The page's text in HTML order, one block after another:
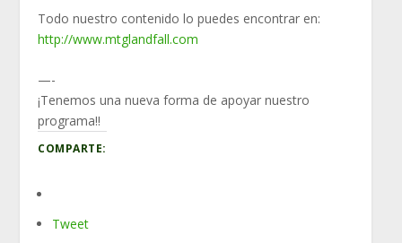
Todo nuestro contenido lo puedes encontrar en:
http://www.mtglandfall.com
—-
¡Tenemos una nueva forma de apoyar nuestro
programa!!
COMPARTE:
Tweet